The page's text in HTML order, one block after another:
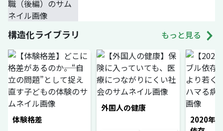
構造化ライブラリ もっと見る
体験格差
外国人の健康
2020年